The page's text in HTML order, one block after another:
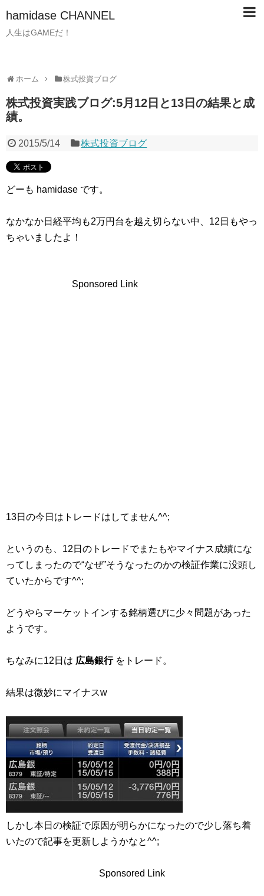
hamidase CHANNEL
人生はGAMEだ！
ホーム 株式投資ブログ
株式投資実践ブログ:5月12日と13日の結果と成
績。
2015/5/14 株式投資ブログ
どーも hamidase です。
なかなか日経平均も2万円台を越え切らない中、12日もやっ
ちゃいましたよ！
Sponsored Link
13日の今日はトレードはしてません^^;
というのも、12日のトレードでまたもやマイナス成績にな
ってしまったので“なぜ”そうなったのかの検証作業に没頭し
ていたからです^^;
どうやらマーケットインする銘柄選びに少々問題があった
ようです。
ちなみに12日は 広島銀行をトレード。
結果は微妙にマイナスw
しかし本日の検証で原因が明らかになったので少し落ち着
いたので記事を更新しようかなと^^;
Sponsored Link